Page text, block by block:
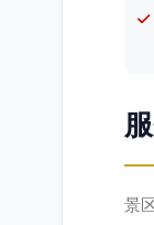
景